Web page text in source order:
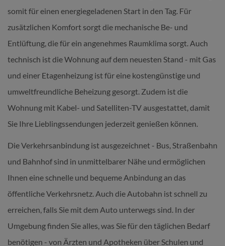
somit für einen energiegeladenen Start in den Tag. Für
zusätzlichen Komfort sorgt die mechanische Be- und
Entlüftung, die für ein angenehmes Raumklima sorgt. Auch
technisch ist die Wohnung auf dem neuesten Stand - mit Gas
und einer Etagenheizung ist für eine kostengünstige und
umweltfreundliche Beheizung gesorgt. Zudem ist die
Wohnung mit Kabel- und Satelliten-TV ausgestattet, damit
Sie Ihre Lieblingssendungen jederzeit genießen können.
Die Verkehrsanbindung ist ausgezeichnet - Bus, Straßenbahn
und Bahnhof sind in unmittelbarer Nähe und ermöglichen
Ihnen eine schnelle und bequeme Anbindung an das
öffentliche Verkehrsnetz. Auch die Autobahn ist schnell zu
erreichen, falls Sie mit dem Auto unterwegs sind. In der
Umgebung finden Sie alles, was Sie für den täglichen Bedarf
benötigen - von Ärzten und Apotheken über Schulen und